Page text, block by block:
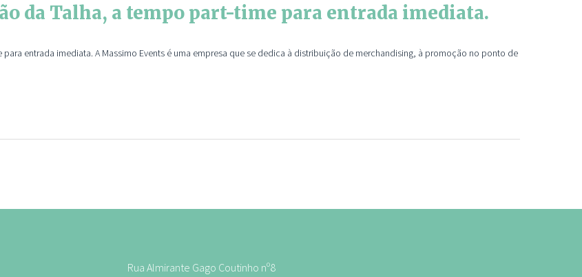
da Talha, a tempo part-time para entrada imediata.
entrada imediata. A Massimo Events é uma empresa que se dedica à distribuição de merchandising, à promoção no ponto de
Rua Almirante Gago Coutinho nº8